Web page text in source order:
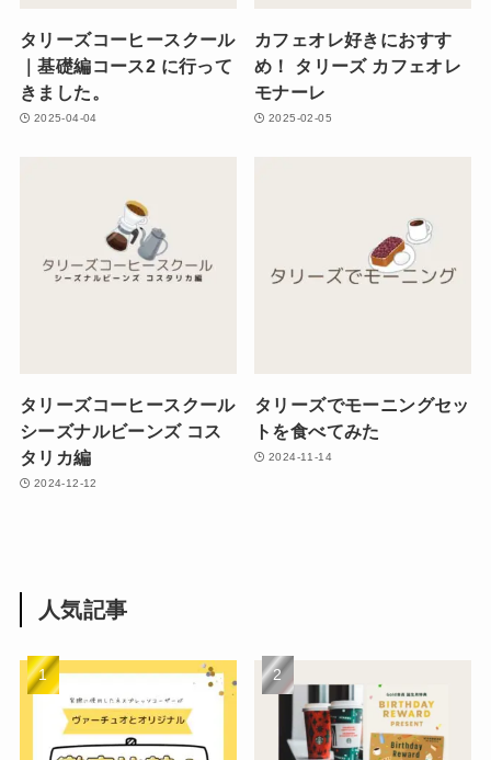
タリーズコーヒースクール
｜基礎編コース2 に行って
きました。
2025-04-04
カフェオレ好きにおすす
め！ タリーズ カフェオレ
モナーレ
2025-02-05
タリーズコーヒースクール
シーズナルビーンズ コス
タリカ編
2024-12-12
タリーズでモーニングセッ
トを食べてみた
2024-11-14
人気記事